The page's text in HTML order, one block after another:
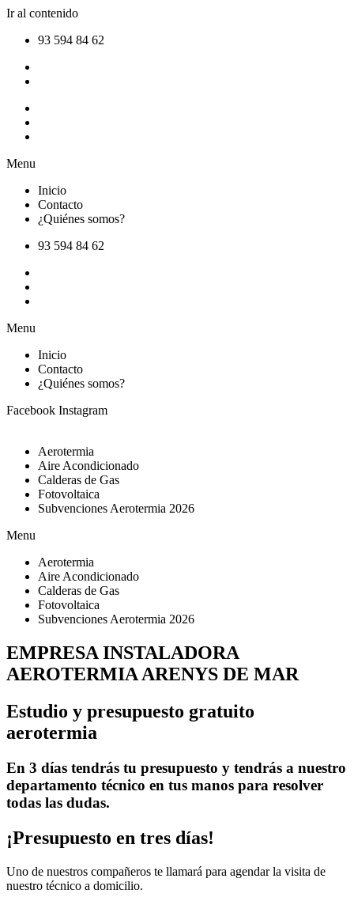
Ir al contenido
93 594 84 62
Menu
Inicio
Contacto
¿Quiénes somos?
93 594 84 62
Menu
Inicio
Contacto
¿Quiénes somos?
Facebook Instagram
Aerotermia
Aire Acondicionado
Calderas de Gas
Fotovoltaica
Subvenciones Aerotermia 2026
Menu
Aerotermia
Aire Acondicionado
Calderas de Gas
Fotovoltaica
Subvenciones Aerotermia 2026
EMPRESA INSTALADORA
AEROTERMIA ARENYS DE MAR
Estudio y presupuesto gratuito
aerotermia
En 3 días tendrás tu presupuesto y tendrás a nuestro
departamento técnico en tus manos para resolver
todas las dudas.
¡Presupuesto en tres días!
Uno de nuestros compañeros te llamará para agendar la visita de
nuestro técnico a domicilio.